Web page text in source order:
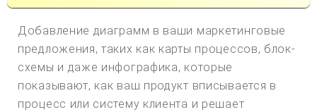
Добавление диаграмм в ваши маркетинговые
предложения, таких как карты процессов, блок-
схемы и даже инфографика, которые
показывают, как ваш продукт вписывается в
процесс или систему клиента и решает